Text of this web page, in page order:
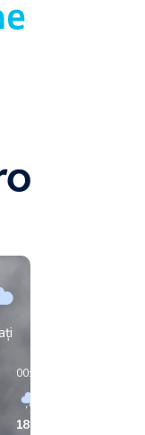
00:00
18°C